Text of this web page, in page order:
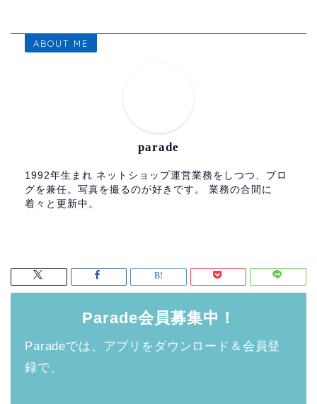
ABOUT ME
parade
1992年生まれ ネットショップ運営業務をしつつ、ブロ
グを兼任。写真を撮るのが好きです。 業務の合間に
着々と更新中。
Parade会員募集中！
Paradeでは、アプリをダウンロード＆会員登
録で、